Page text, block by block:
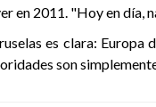
en 2011. "Hoy en día,
es clara:
son